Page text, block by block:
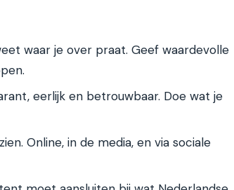
waar je over praat. Geef waardevolle
eerlijk en betrouwbaar. Doe wat je
Online, in de media, en via sociale